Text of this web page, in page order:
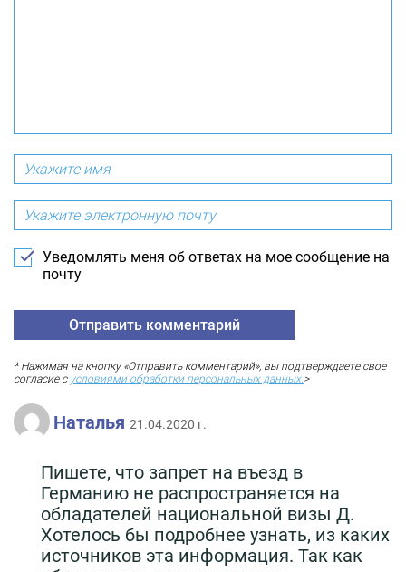
Уведомлять меня об ответах на мое сообщение на
почту
* Нажимая на кнопку «Отправить комментарий», вы подтверждаете свое
согласие с условиями обработки персональных данных.>
Наталья 21.04.2020 г.
Пишете, что запрет на въезд в
Германию не распространяется на
обладателей национальной визы Д.
Хотелось бы подробнее узнать, из каких
источников эта информация. Так как